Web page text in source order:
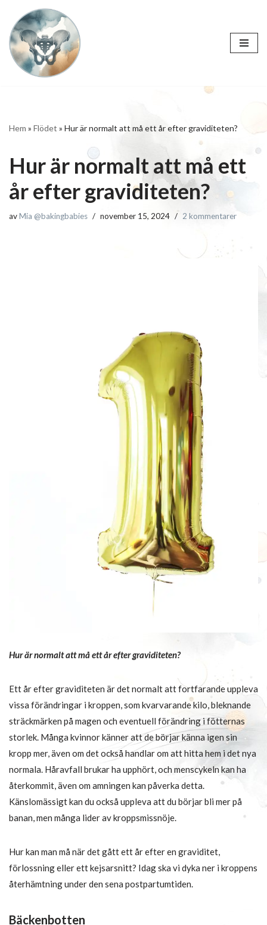
Hoppa
till
innehåll
Hem » Flödet » Hur är normalt att må ett år efter graviditeten?
Hur är normalt att må ett
år efter graviditeten?
avMia @bakingbabies november 15, 2024 2 kommentarer
Hur är normalt att må ett år efter graviditeten?
Ett år efter graviditeten är det normalt att fortfarande uppleva
vissa förändringar i kroppen, som kvarvarande kilo, bleknande
sträckmärken på magen och eventuell förändring i fötternas
storlek. Många kvinnor känner att de börjar känna igen sin
kropp mer, även om det också handlar om att hitta hem i det nya
normala. Håravfall brukar ha upphört, och menscykeln kan ha
återkommit, även om amningen kan påverka detta.
Känslomässigt kan du också uppleva att du börjar bli mer på
banan, men många lider av kroppsmissnöje.
Hur kan man må när det gått ett år efter en graviditet,
förlossning eller ett kejsarsnitt? Idag ska vi dyka ner i kroppens
återhämtning under den sena postpartumtiden.
Bäckenbotten